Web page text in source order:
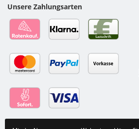
Unsere Zahlungsarten